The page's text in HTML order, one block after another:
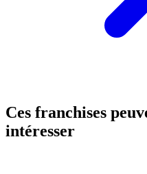
Ces franchises
intéresser